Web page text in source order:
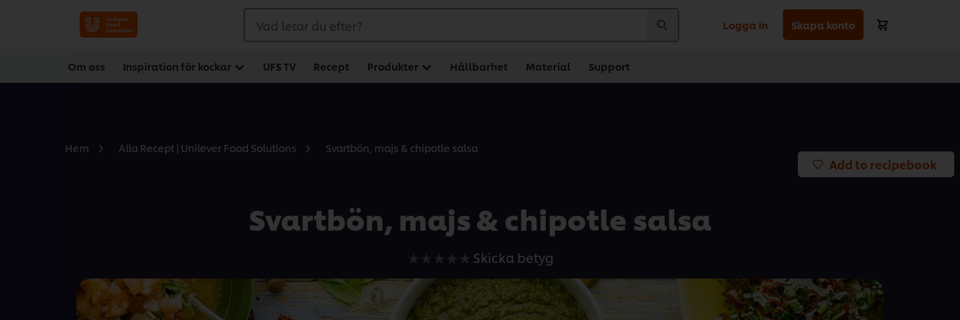
Vad letar du efter? Logga in Skapa konto
Om oss Inspiration för kockar UFS TV Recept Produkter Hållbarhet Material Support
Hem Alla Recept | Unilever Food Solutions Svartbön, majs & chipotle salsa
Add to recipebook
Svartbön, majs & chipotle salsa
Inga
betyg
har
skickats
Skicka betyg